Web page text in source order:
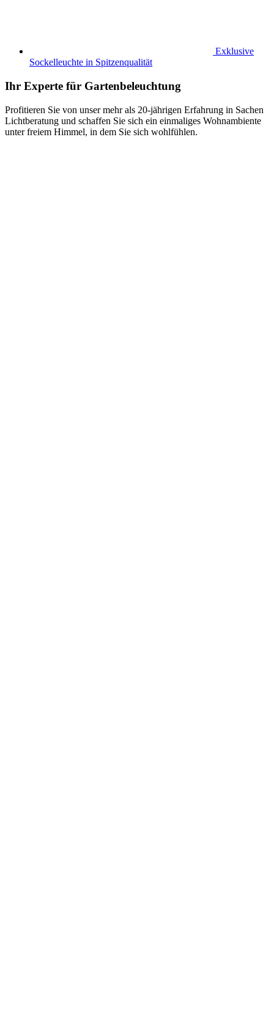
Exklusive
Sockelleuchte in Spitzenqualität
Ihr Experte für Gartenbeleuchtung
Profitieren Sie von unser mehr als 20-jährigen Erfahrung in Sachen
Lichtberatung und schaffen Sie sich ein einmaliges Wohnambiente
unter freiem Himmel, in dem Sie sich wohlfühlen.